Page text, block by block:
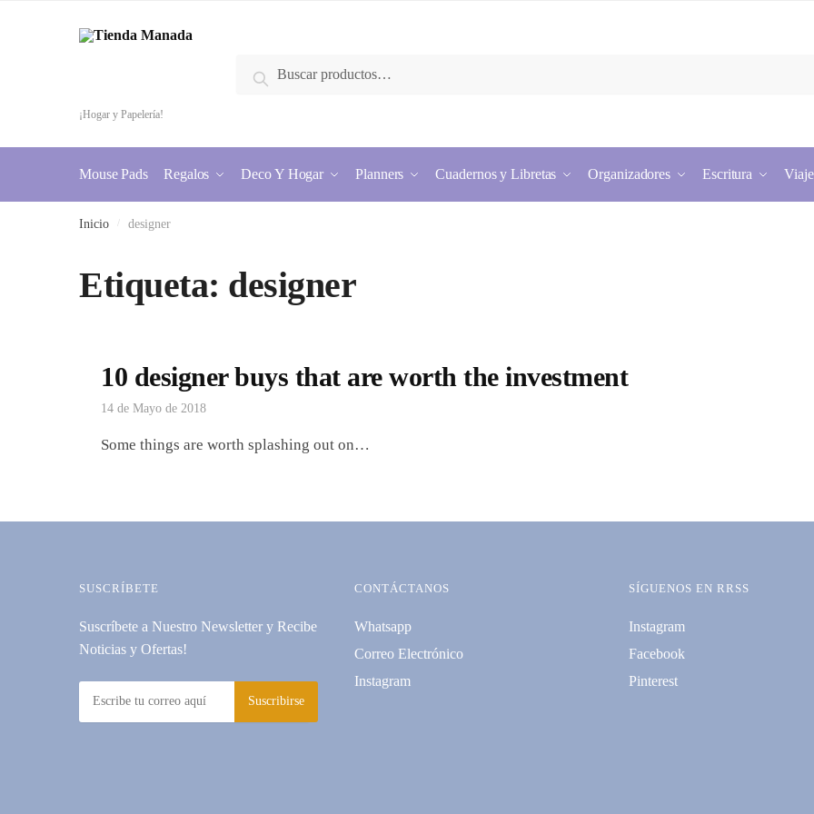
¡Hogar y Papelería!
por:
Buscar
Mouse Pads Regalos Deco Y Hogar Planners Cuadernos y Libretas Organizadores Escritura
Inicio designer
Etiqueta: designer
10 designer buys that are worth the investment
14 de Mayo de 2018
Some things are worth splashing out on…
SUSCRÍBETE
Suscríbete a Nuestro Newsletter y Recibe
Noticias y Ofertas!
CONTÁCTANOS
Whatsapp
Correo Electrónico
Instagram
SÍGUENOS EN RRSS
Instagram
Facebook
Pinterest